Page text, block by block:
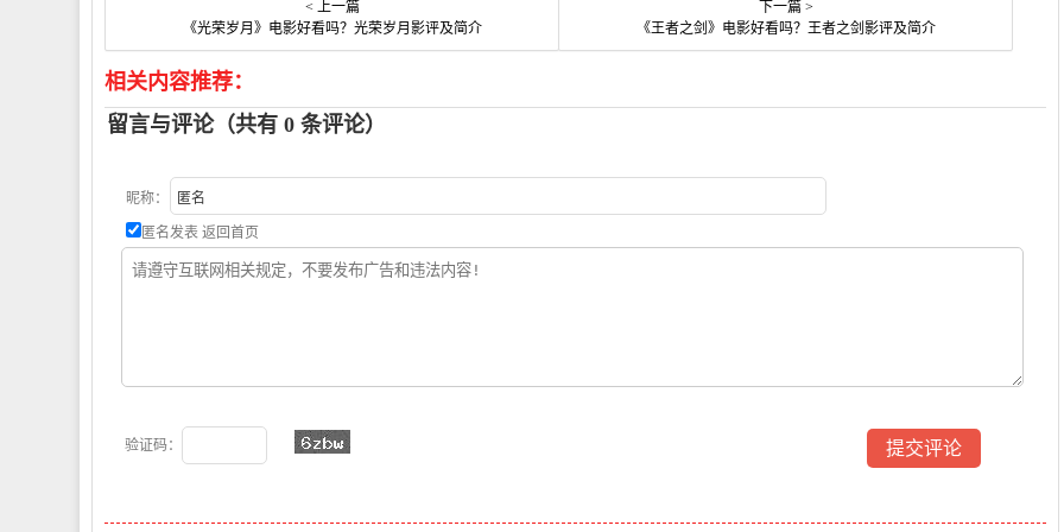
< 上一篇
《光荣岁月》电影好看吗？光荣岁月影评及简介
下一篇 >
《王者之剑》电影好看吗？王者之剑影评及简介
相关内容推荐：
留言与评论（共有 0 条评论）
昵称：
匿名发表 返回首页
验证码：